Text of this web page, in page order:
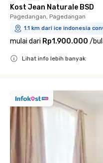
Kost Jean Naturale BSD
Pagedangan, Pagedangan
1.1 km dari ice indonesia
mulai dari Rp1.900.000 /
Lihat info lebih banyak